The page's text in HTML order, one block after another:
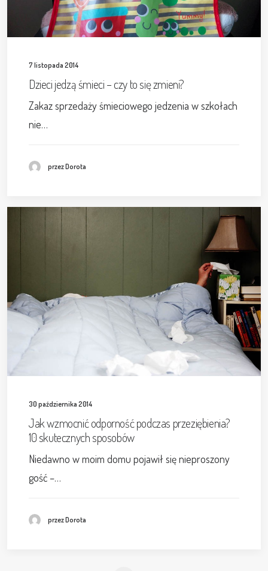
7 listopada 2014
Dzieci jedzą śmieci – czy to się zmieni?
Zakaz sprzedaży śmieciowego jedzenia w szkołach
nie…
przez Dorota
30 października 2014
Jak wzmocnić odporność podczas przeziębienia?
10 skutecznych sposobów
Niedawno w moim domu pojawił się nieproszony
gość –…
przez Dorota